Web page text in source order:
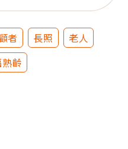
者 長照
老人
齡